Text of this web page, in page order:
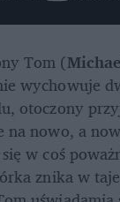
Tom (
wychowuje
otoczony
na nowo, a
w coś
znika w